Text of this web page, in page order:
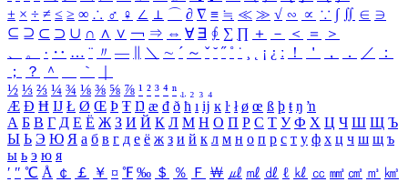
± × ÷ ≠ ≤ ≥ ∞ ∴ ♂ ♀ ∠ ⊥ ⌒ ∂ ∇ ≡ ≒ ≪ ≫ √ ∽ ∝ ∵ ∫ ∬ ∈ ∋
⊆ ⊇ ⊂ ⊃ ∪ ∩ ∧ ∨ ￢ ⇒ ⇔ ∀ ∃ ∮ ∑ ∏ ＋ － ＜ ＝
＞
、
。 · ‥ … ¨ 〃 ― ＼ ∼ ´ ～ ˇ ˘ ˝ ˚ ˙ ¸ ¡ ¿ ː ！ ＇ ， ． ／
：
；
？ ＾ ｀
½ ⅓ ⅔ ¼ ¾ ⅛ ⅜ ⅝ ⅞ ¹ ² ³ ⁴ ⁿ ₁ ₂ ₃ ₄
Æ Ð Ħ Ĳ Ł Ø Œ Þ Ŧ Ŋ æ đ ð ħ ı ĳ ĸ ŀ ł ø œ ß þ ŧ ŋ ŉ
А Б В Г Д Е Ё Ж З И Й К Л М Н О П Р С Т У Ф Х Ц Ч Ш Щ Ъ
Ы Ь Э Ю Я а б в г д е ё ж з и й к л м н о п р с т у ф х ц ч ш щ ъ
ы ь э ю я
′ ″ ℃ Å ￠ ￡ ￥ ¤ ℉ ‰ ＄ ％ Ｆ ￦ ㎕ ㎖ ㎗ ℓ ㎘ ㏄ ㎣ ㎤ ㎥ ㎦